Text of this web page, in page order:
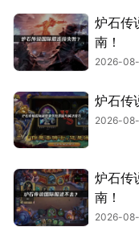
炉石传
南！
2026-
炉石传
2026-
炉石传
南！
2026-